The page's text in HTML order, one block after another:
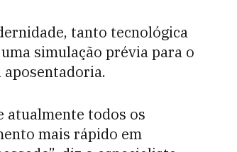
tanto tecnológica
simulação prévia para o
atualmente todos os
mais rápido em